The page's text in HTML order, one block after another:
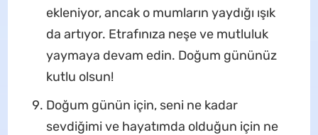
ekleniyor, ancak o mumların yaydığı ışık
da artıyor. Etrafınıza neşe ve mutluluk
yaymaya devam edin. Doğum gününüz
kutlu olsun!
Doğum günün için, seni ne kadar
sevdiğimi ve hayatımda olduğun için ne